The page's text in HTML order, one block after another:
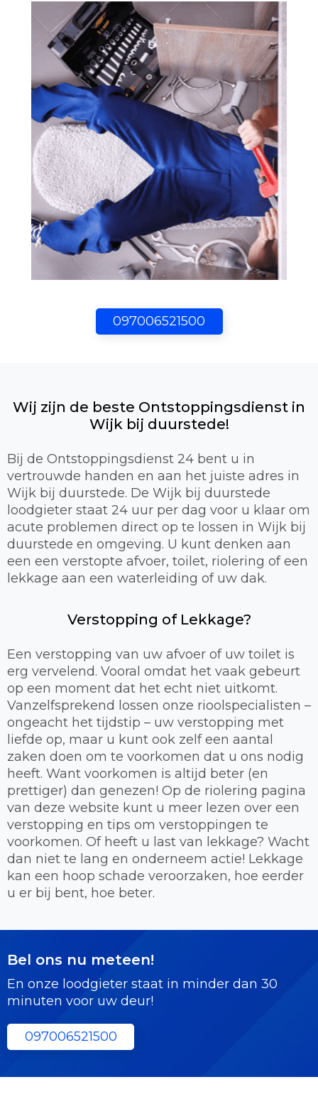
097006521500
Wij zijn de beste Ontstoppingsdienst in
Wijk bij duurstede!
Bij de Ontstoppingsdienst 24 bent u in
vertrouwde handen en aan het juiste adres in
Wijk bij duurstede. De Wijk bij duurstede
loodgieter staat 24 uur per dag voor u klaar om
acute problemen direct op te lossen in Wijk bij
duurstede en omgeving. U kunt denken aan
een een verstopte afvoer, toilet, riolering of een
lekkage aan een waterleiding of uw dak.
Verstopping of Lekkage?
Een verstopping van uw afvoer of uw toilet is
erg vervelend. Vooral omdat het vaak gebeurt
op een moment dat het echt niet uitkomt.
Vanzelfsprekend lossen onze rioolspecialisten –
ongeacht het tijdstip – uw verstopping met
liefde op, maar u kunt ook zelf een aantal
zaken doen om te voorkomen dat u ons nodig
heeft. Want voorkomen is altijd beter (en
prettiger) dan genezen! Op de riolering pagina
van deze website kunt u meer lezen over een
verstopping en tips om verstoppingen te
voorkomen. Of heeft u last van lekkage? Wacht
dan niet te lang en onderneem actie! Lekkage
kan een hoop schade veroorzaken, hoe eerder
u er bij bent, hoe beter.
Bel ons nu meteen!
En onze loodgieter staat in minder dan 30
minuten voor uw deur!
097006521500